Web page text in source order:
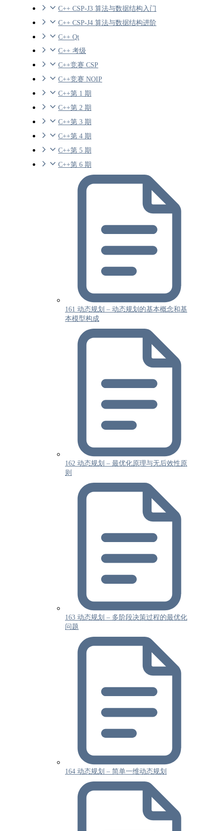
C++ CSP-J3 算法与数据结构入门
C++ CSP-J4 算法与数据结构进阶
C++ Qt
C++ 考级
C++竞赛 CSP
C++竞赛 NOIP
C++第 1 期
C++第 2 期
C++第 3 期
C++第 4 期
C++第 5 期
C++第 6 期
161 动态规划 – 动态规划的基本概念和基
本模型构成
162 动态规划 – 最优化原理与无后效性原
则
163 动态规划 – 多阶段决策过程的最优化
问题
164 动态规划 – 简单一维动态规划